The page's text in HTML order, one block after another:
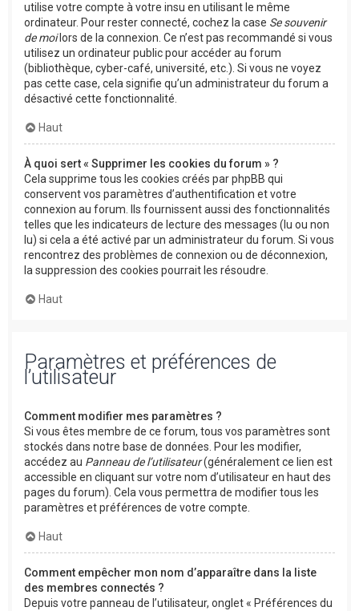
utilise votre compte à votre insu en utilisant le même
ordinateur. Pour rester connecté, cochez la case Se souvenir
de moilors de la connexion. Ce n’est pas recommandé si vous
utilisez un ordinateur public pour accéder au forum
(bibliothèque, cyber-café, université, etc.). Si vous ne voyez
pas cette case, cela signifie qu’un administrateur du forum a
désactivé cette fonctionnalité.
Haut
À quoi sert « Supprimer les cookies du forum » ?
Cela supprime tous les cookies créés par phpBB qui
conservent vos paramètres d’authentification et votre
connexion au forum. Ils fournissent aussi des fonctionnalités
telles que les indicateurs de lecture des messages (lu ou non
lu) si cela a été activé par un administrateur du forum. Si vous
rencontrez des problèmes de connexion ou de déconnexion,
la suppression des cookies pourrait les résoudre.
Haut
Paramètres et préférences de
l’utilisateur
Comment modifier mes paramètres ?
Si vous êtes membre de ce forum, tous vos paramètres sont
stockés dans notre base de données. Pour les modifier,
accédez au Panneau de l’utilisateur(généralement ce lien est
accessible en cliquant sur votre nom d’utilisateur en haut des
pages du forum). Cela vous permettra de modifier tous les
paramètres et préférences de votre compte.
Haut
Comment empêcher mon nom d’apparaître dans la liste
des membres connectés ?
Depuis votre panneau de l’utilisateur, onglet « Préférences du